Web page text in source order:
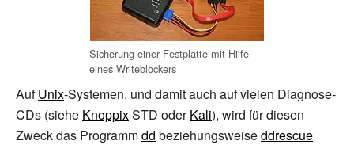
Sicherung einer Festplatte mit Hilfe
eines Writeblockers
AufUnix-Systemen, und damit auch auf vielen Diagnose-
CDs (siehe KnoppixSTD oderKali), wird für diesen
Zweck das Programmdd beziehungsweiseddrescue